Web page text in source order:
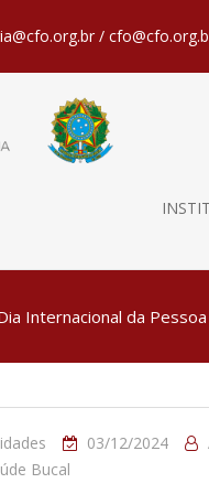
/
Internacional da
03/12/2024
Bucal